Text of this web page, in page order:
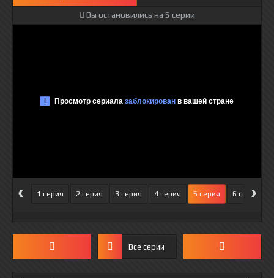
Вы остановились на 5 серии
‹ 1 серия 2 серия 3 серия 4 серия 5 серия 6 серия
›
Все серии